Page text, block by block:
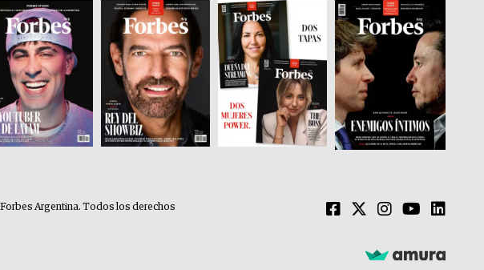
Argentina. Todos los derechos